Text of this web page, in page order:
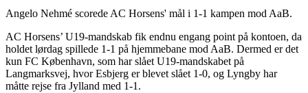
Angelo Nehmé scorede AC Horsens' mål i 1-1 kampen mod AaB.
AC Horsens’ U19-mandskab fik endnu engang point på kontoen, da
holdet lørdag spillede 1-1 på hjemmebane mod AaB. Dermed er det
kun FC København, som har slået U19-mandskabet på
Langmarksvej, hvor Esbjerg er blevet slået 1-0, og Lyngby har
måtte rejse fra Jylland med 1-1.